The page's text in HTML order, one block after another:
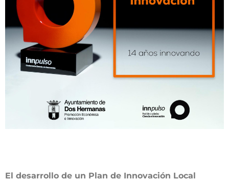
El desarrollo de un Plan de Innovación Local